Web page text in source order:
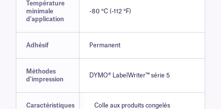
Température
minimale
d'application
-80 °C (-112 °F)
Adhésif Permanent
Méthodes
d'impression
DYMO® LabelWriter™ série 5
Caractéristiques Colle aux produits congelés